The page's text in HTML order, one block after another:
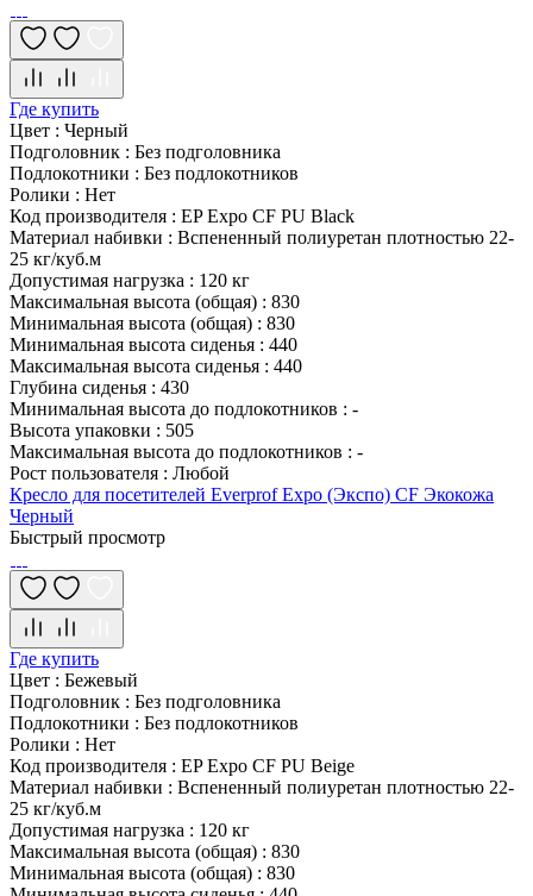
Где купить
Цвет : Черный
Подголовник : Без подголовника
Подлокотники : Без подлокотников
Ролики : Нет
Код производителя : EP Expo CF PU Black
Материал набивки : Вспененный полиуретан плотностью 22-
25 кг/куб.м
Допустимая нагрузка : 120 кг
Максимальная высота (общая) : 830
Минимальная высота (общая) : 830
Минимальная высота сиденья : 440
Максимальная высота сиденья : 440
Глубина сиденья : 430
Минимальная высота до подлокотников : -
Высота упаковки : 505
Максимальная высота до подлокотников : -
Рост пользователя : Любой
Кресло для посетителей Everprof Expo (Экспо) CF Экокожа
Черный
Быстрый просмотр
Где купить
Цвет : Бежевый
Подголовник : Без подголовника
Подлокотники : Без подлокотников
Ролики : Нет
Код производителя : EP Expo CF PU Beige
Материал набивки : Вспененный полиуретан плотностью 22-
25 кг/куб.м
Допустимая нагрузка : 120 кг
Максимальная высота (общая) : 830
Минимальная высота (общая) : 830